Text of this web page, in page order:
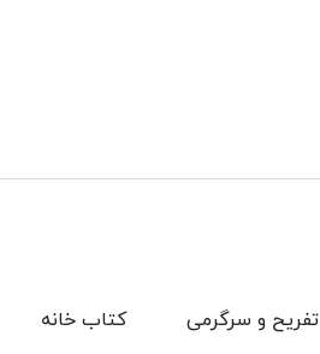
کتاب خانه تفریح و سرگرمی